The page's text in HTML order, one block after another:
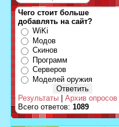
Чего стоит больше
добавлять на сайт?
WiKi
Модов
Скинов
Программ
Серверов
Моделей оружия
Результаты
Архив опросов
Всего ответов: 1089